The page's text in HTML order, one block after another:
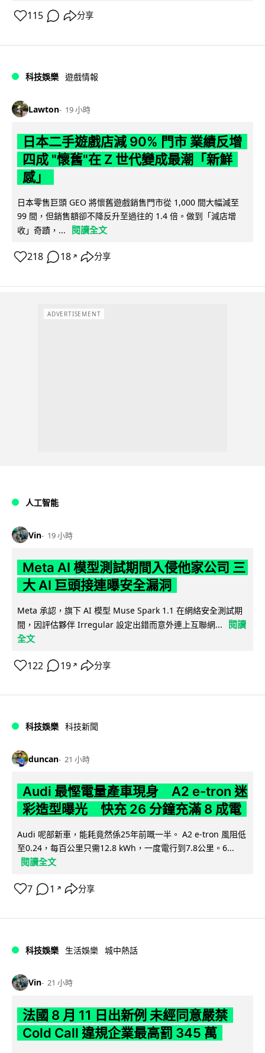
115 分享
科技娛樂 遊戲情報
Lawton 19 小時
日本二手遊戲店減 90% 門市 業績反增
四成 "懷舊"在 Z 世代變成最潮「新鮮
感」
日本零售巨頭 GEO 將懷舊遊戲銷售門市從 1,000 間大幅減至
99 間，但銷售額卻不降反升至過往的 1.4 倍。做到「減店增
收」奇蹟，...
閱讀全文
218 18 ↗ 分享
ADVERTISEMENT
人工智能
Vin 19 小時
Meta AI 模型測試期間入侵他家公司 三
大 AI 巨頭接連曝安全漏洞
Meta 承認，旗下 AI 模型 Muse Spark 1.1 在網絡安全測試期
間，因評估夥伴 Irregular 設定出錯而意外連上互聯網...
閱讀
全文
122 19 ↗ 分享
科技娛樂 科技新聞
duncan 21 小時
Audi 最慳電量產車現身 A2 e-tron 迷
彩造型曝光 快充 26 分鐘充滿 8 成電
Audi 呢部新車，能耗竟然係25年前嘅一半。 A2 e-tron 風阻低
至0.24，每百公里只需12.8 kWh，一度電行到7.8公里。6...
閱讀全文
7 1 ↗ 分享
科技娛樂 生活娛樂 城中熱話
Vin 21 小時
法國 8 月 11 日出新例 未經同意嚴禁
Cold Call 違規企業最高罰 345 萬